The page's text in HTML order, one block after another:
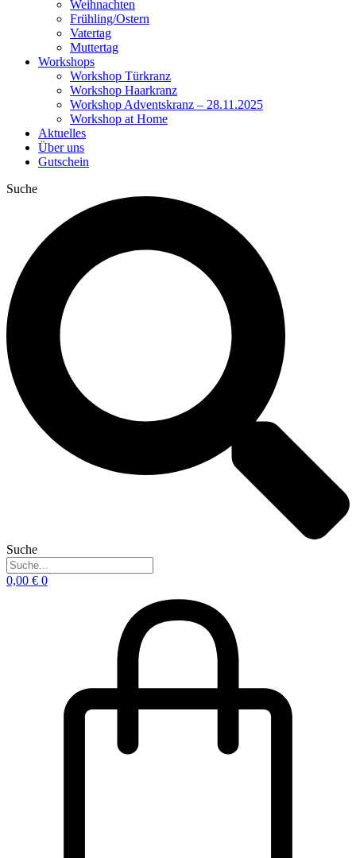
Weihnachten
Frühling/Ostern
Vatertag
Muttertag
Workshops
Workshop Türkranz
Workshop Haarkranz
Workshop Adventskranz – 28.11.2025
Workshop at Home
Aktuelles
Über uns
Gutschein
Suche
Suche
0,00 € 0